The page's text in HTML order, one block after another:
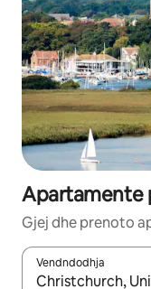
Apartamente
Gjej dhe prenoto
Vendndodhja
Kur rezultatet të